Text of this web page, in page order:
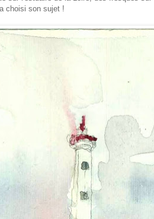
choisi son sujet !